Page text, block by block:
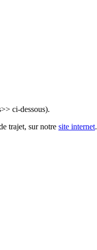
ci-dessous).
trajet, sur notre site internet.